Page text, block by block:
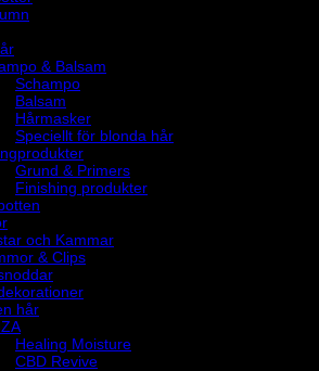
& Balsam
Schampo
Balsam
Hårmasker
Speciellt för blonda hår
Grund & Primers
Finishing produkter
och Kammar
& Clips
hår
Healing Moisture
CBD Revive